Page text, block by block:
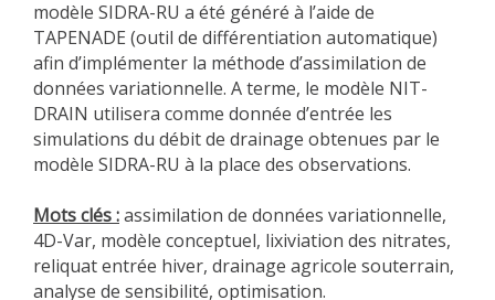
modèle SIDRA-RU a été généré à l’aide de
TAPENADE (outil de différentiation automatique)
afin d’implémenter la méthode d’assimilation de
données variationnelle. A terme, le modèle NIT-
DRAIN utilisera comme donnée d’entrée les
simulations du débit de drainage obtenues par le
modèle SIDRA-RU à la place des observations.
Mots clés :assimilation de données variationnelle,
4D-Var, modèle conceptuel, lixiviation des nitrates,
reliquat entrée hiver, drainage agricole souterrain,
analyse de sensibilité, optimisation.